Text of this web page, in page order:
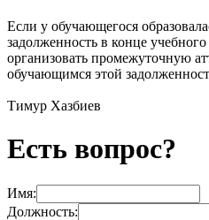
Если у обучающегося
задолженность в конце
организовать промежуточную
обучающимся этой
Тимур Хазбиев
Есть вопрос?
Имя:
Должность: